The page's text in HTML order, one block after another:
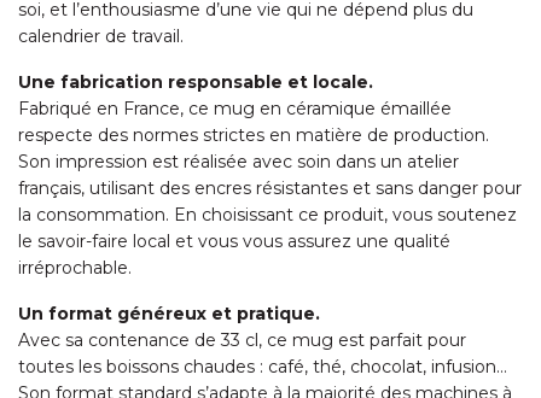
soi, et l’enthousiasme d’une vie qui ne dépend plus du
calendrier de travail.
Une fabrication responsable et locale.
Fabriqué en France, ce mug en céramique émaillée
respecte des normes strictes en matière de production.
Son impression est réalisée avec soin dans un atelier
français, utilisant des encres résistantes et sans danger pour
la consommation. En choisissant ce produit, vous soutenez
le savoir-faire local et vous vous assurez une qualité
irréprochable.
Un format généreux et pratique.
Avec sa contenance de 33 cl, ce mug est parfait pour
toutes les boissons chaudes : café, thé, chocolat, infusion…
Son format standard s’adapte à la majorité des machines à